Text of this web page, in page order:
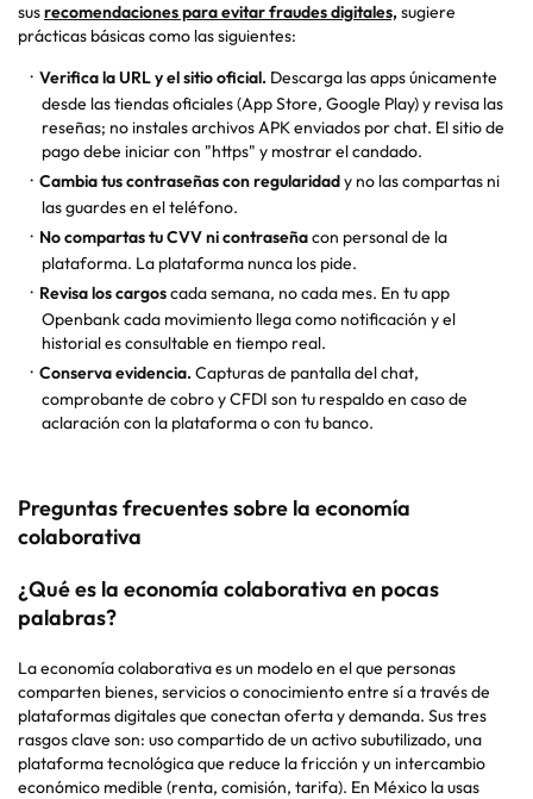
susrecomendaciones para evitar fraudes digitales,sugiere
prácticas básicas como las siguientes:
Verifica la URL y el sitio oficial. Descarga lasappsúnicamente
desde las tiendas oficiales (App Store, Google Play) y revisa las
reseñas; no instales archivos APK enviados por chat. El sitio de
pago debe iniciar con "https" y mostrar el candado.
Cambia tus contraseñas con regularidady no las compartas ni
las guardes en el teléfono.
No compartas tu CVV ni contraseñacon personal de la
plataforma. La plataforma nunca los pide.
Revisa los cargoscada semana, no cada mes. En tuapp
Openbankcada movimiento llega como notificación y el
historial es consultable en tiempo real.
Conserva evidencia. Capturas de pantalla del chat,
comprobante de cobro y CFDI son tu respaldo en caso de
aclaración con la plataforma o con tu banco.
Preguntas frecuentessobre la economía
colaborativa
¿Qué es la economía colaborativa en pocas
palabras?
La economía colaborativa es un modelo en el que personas
comparten bienes, servicios o conocimiento entre sí a través de
plataformas digitales que conectan oferta y demanda. Sus tres
rasgos clave son: uso compartido de un activo subutilizado, una
plataforma tecnológica que reduce la fricción y un intercambio
económico medible (renta, comisión, tarifa). En México la usas